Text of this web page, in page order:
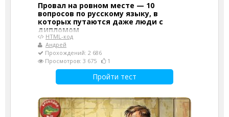
Провал на ровном месте — 10
вопросов по русскому языку, в
которых путаются даже люди с
дипломом
HTML-код
Андрей
Прохождений: 2 686
Просмотров: 3 675
1
Пройти тест